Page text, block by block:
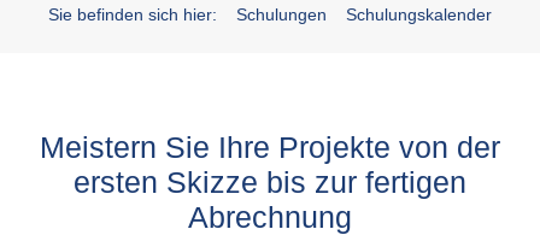
Sie befinden sich hier: Schulungen Schulungskalender
Meistern Sie Ihre Projekte von der
ersten Skizze bis zur fertigen
Abrechnung